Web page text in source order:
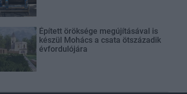
Épített öröksége megújításával is
készül Mohács a csata ötszázadik
évfordulójára